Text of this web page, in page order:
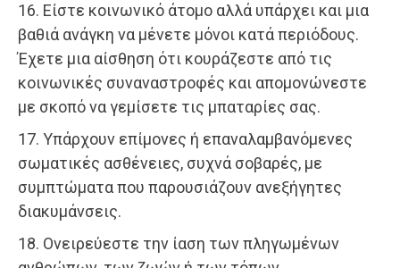
16. Είστε κοινωνικό άτομο αλλά υπάρχει και μια
βαθιά ανάγκη να μένετε μόνοι κατά περιόδους.
Έχετε μια αίσθηση ότι κουράζεστε από τις
κοινωνικές συναναστροφές και απομονώνεστε
με σκοπό να γεμίσετε τις μπαταρίες σας.
17. Υπάρχουν επίμονες ή επαναλαμβανόμενες
σωματικές ασθένειες, συχνά σοβαρές, με
συμπτώματα που παρουσιάζουν ανεξήγητες
διακυμάνσεις.
18. Ονειρεύεστε την ίαση των πληγωμένων